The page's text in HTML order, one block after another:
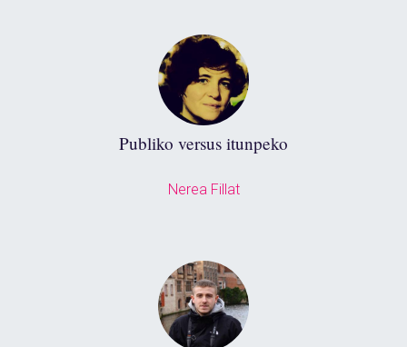
Publiko versus itunpeko
Nerea Fillat